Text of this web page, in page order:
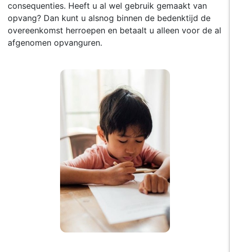
consequenties. Heeft u al wel gebruik gemaakt van
opvang? Dan kunt u alsnog binnen de bedenktijd de
overeenkomst herroepen en betaalt u alleen voor de al
afgenomen opvanguren.